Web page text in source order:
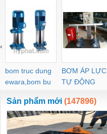
bom truc dung
ewara,bom bu
ewara
BƠM ÁP LỰC
TỰ ĐỘNG
‹
Sản phẩm mới (147896)